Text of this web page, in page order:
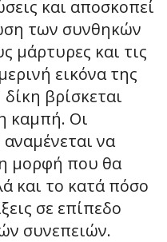
και αποσκοπεί
των συνθηκών
μάρτυρες και τις
εικόνα της
βρίσκεται
καμπή. Οι
να
μορφή που θα
και το κατά πόσο
σε επίπεδο
συνεπειών.